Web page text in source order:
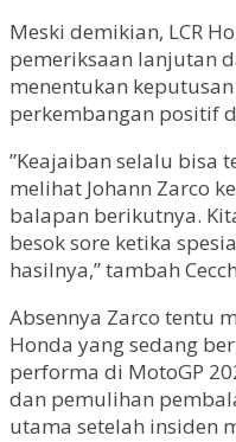
Meski demikian, LCR
pemeriksaan lanjutan
menentukan
perkembangan positif
”Keajaiban selalu bisa
melihat Johann Zarco
balapan berikutnya.
besok sore ketika
hasilnya,” tambah
Absennya Zarco tentu
Honda yang sedang
performa di MotoGP
dan pemulihan
utama setelah insiden